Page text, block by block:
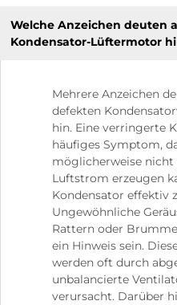
Welche Anzeichen deuten
Kondensator-Lüftermotor
Mehrere Anzeichen
defekten
hin. Eine verringerte
häufiges Symptom,
möglicherweise nicht
Luftstrom erzeugen
Kondensator effektiv
Ungewöhnliche
Rattern oder
ein Hinweis sein.
werden oft durch
unbalancierte
verursacht. Darüber